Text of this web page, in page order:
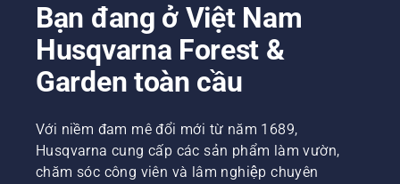
Bạn đang ở Việt Nam
Husqvarna Forest &
Garden toàn cầu
Với niềm đam mê đổi mới từ năm 1689,
Husqvarna cung cấp các sản phẩm làm vườn,
chăm sóc công viên và lâm nghiệp chuyên